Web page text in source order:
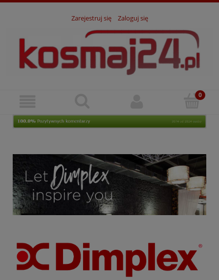
Zarejestruj się Zaloguj się